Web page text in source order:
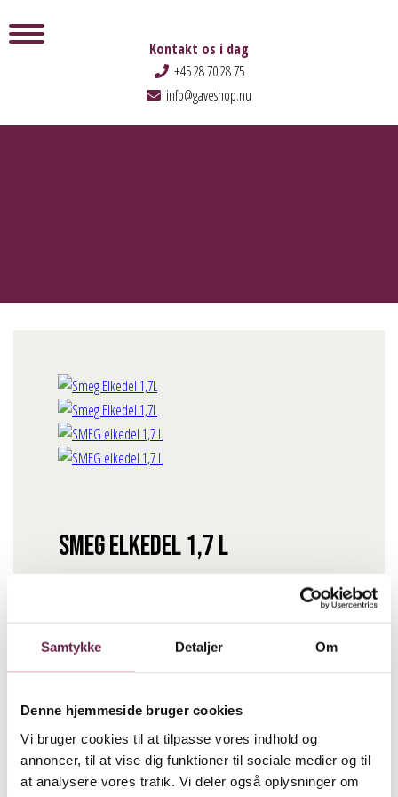
Samtykke Detaljer Om
Denne hjemmeside bruger cookies
Vi bruger cookies til at tilpasse vores indhold og
annoncer, til at vise dig funktioner til sociale medier og til
at analysere vores trafik. Vi deler også oplysninger om
Kontakt os i dag
+45 28 70 28 75
info@gaveshop.nu
Smeg Elkedel 1,7 L
Farve
Smeg Elkedel 1,7 L antal
Beskrivelse